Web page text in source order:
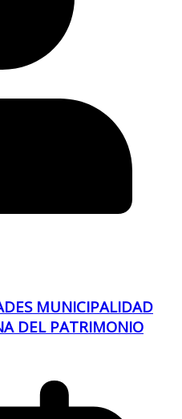
MUNICIPALIDAD
DEL PATRIMONIO